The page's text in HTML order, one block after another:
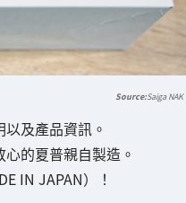
Saiga NAK
及產品資訊。
的夏普親自製造。
IN JAPAN）！